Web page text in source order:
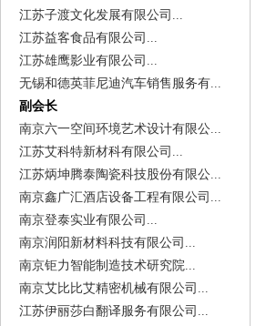
江苏子渡文化发展有限公司...
江苏益客食品有限公司...
江苏雄鹰影业有限公司...
无锡和德英菲尼迪汽车销售服务有...
副会长
南京六一空间环境艺术设计有限公...
江苏艾科特新材科有限公司...
江苏炳坤腾泰陶瓷科技股份有限公...
南京鑫广汇酒店设备工程有限公司...
南京登泰实业有限公司...
南京润阳新材料科技有限公司...
南京钜力智能制造技术研究院...
南京艾比比艾精密机械有限公司...
江苏伊丽莎白翻译服务有限公司...